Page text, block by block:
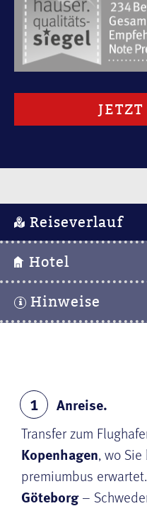
Reiseverlauf
Hotel
Hinweise
1
Anreise.
Transfer zum
Kopenhagen, wo
premiumbus
Göteborg–